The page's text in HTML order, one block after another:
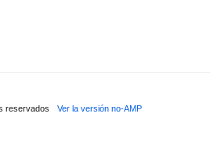
reservados Ver la versión no-AMP